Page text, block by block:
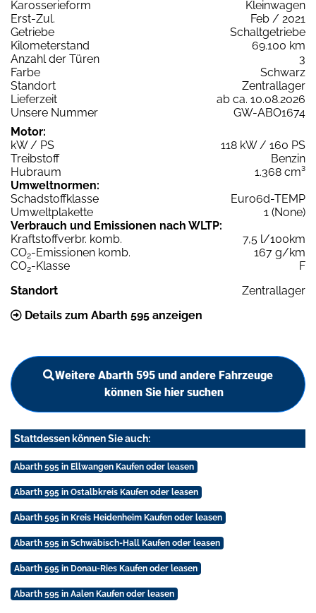
Karosserieform
Kleinwagen
Erst-Zul.
Feb / 2021
Getriebe
Schaltgetriebe
Kilometerstand
69.100 km
Anzahl der Türen
3
Farbe
Schwarz
Standort
Zentrallager
Lieferzeit
ab ca. 10.08.2026
Unsere Nummer
GW-ABO1674
Motor:
kW / PS
118 kW / 160 PS
Treibstoff
Benzin
Hubraum
1.368 cm³
Umweltnormen:
Schadstoffklasse
Euro6d-TEMP
Umweltplakette
1 (None)
Verbrauch und Emissionen nach WLTP:
Kraftstoffverbr. komb.
7,5 l/100km
CO2-Emissionen komb.
167 g/km
CO2-Klasse
F
Standort
Zentrallager
Details zum Abarth 595 anzeigen
Weitere Abarth 595 und andere Fahrzeuge
können Sie hier suchen
Stattdessen können Sie auch:
Abarth 595 in Ellwangen Kaufen oder leasen
Abarth 595 in Ostalbkreis Kaufen oder leasen
Abarth 595 in Kreis Heidenheim Kaufen oder leasen
Abarth 595 in Schwäbisch-Hall Kaufen oder leasen
Abarth 595 in Donau-Ries Kaufen oder leasen
Abarth 595 in Aalen Kaufen oder leasen